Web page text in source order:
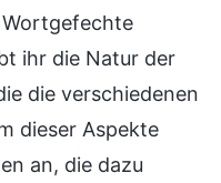
ihr die Natur der
die verschiedenen
dieser Aspekte
an, die dazu